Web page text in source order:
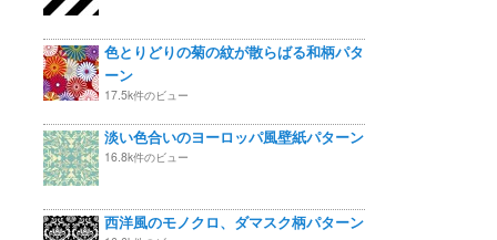
色とりどりの菊の紋が散らばる和柄パタ
ーン
17.5k件のビュー
淡い色合いのヨーロッパ風壁紙パターン
16.8k件のビュー
西洋風のモノクロ、ダマスク柄パターン